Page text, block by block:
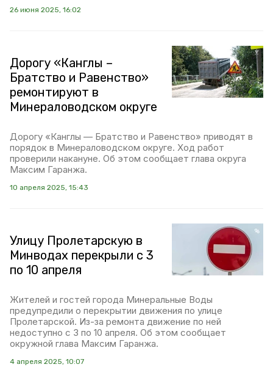
26 июня 2025, 16:02
Дорогу «Канглы –
Братство и Равенство»
ремонтируют в
Минераловодском округе
Дорогу «Канглы — Братство и Равенство» приводят в
порядок в Минераловодском округе. Ход работ
проверили накануне. Об этом сообщает глава округа
Максим Гаранжа.
10 апреля 2025, 15:43
Улицу Пролетарскую в
Минводах перекрыли с 3
по 10 апреля
Жителей и гостей города Минеральные Воды
предупредили о перекрытии движения по улице
Пролетарской. Из-за ремонта движение по ней
недоступно с 3 по 10 апреля. Об этом сообщает
окружной глава Максим Гаранжа.
4 апреля 2025, 10:07